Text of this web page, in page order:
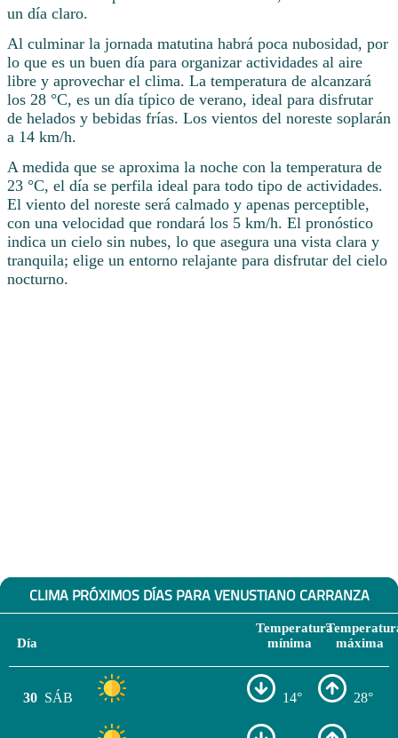
un día claro.
Al culminar la jornada matutina habrá poca nubosidad, por
lo que es un buen día para organizar actividades al aire
libre y aprovechar el clima. La temperatura de alcanzará
los 28 °C, es un día típico de verano, ideal para disfrutar
de helados y bebidas frías. Los vientos del noreste soplarán
a 14 km/h.
A medida que se aproxima la noche con la temperatura de
23 °C, el día se perfila ideal para todo tipo de actividades.
El viento del noreste será calmado y apenas perceptible,
con una velocidad que rondará los 5 km/h. El pronóstico
indica un cielo sin nubes, lo que asegura una vista clara y
tranquila; elige un entorno relajante para disfrutar del cielo
nocturno.
CLIMA PRÓXIMOS DÍAS PARA VENUSTIANO CARRANZA
Día
Temperatura
mínima
máxima
30 SÁB 14° 28°